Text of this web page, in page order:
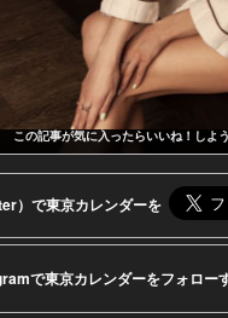
この記事が気に入ったらいいね！しよう
）で東京カレンダーを
で東京カレンダーをフォロー